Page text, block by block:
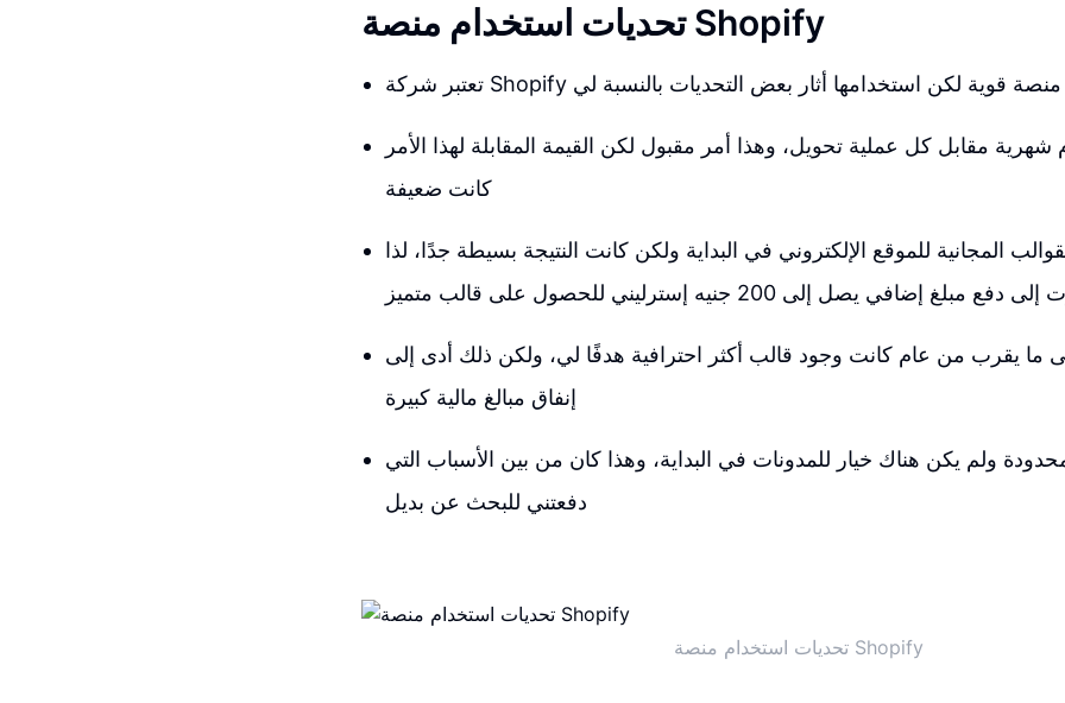
تحديات استخدام منصة Shopify
تعتبر شركة Shopify منصة قوية لكن استخدامها أثار بعض التحديات بالنسبة لي
مقابل كل عملية تحويل، وهذا أمر مقبول لكن القيمة المقابلة لهذا الأمر
كانت ضعيفة
المجانية للموقع الإلكتروني في البداية ولكن كانت النتيجة بسيطة جدًا، لذا
مبلغ إضافي يصل إلى 200 جنيه إسترليني للحصول على قالب متميز
ما يقرب من عام كانت وجود قالب أكثر احترافية هدفًا لي، ولكن ذلك أدى إلى
إنفاق مبالغ مالية كبيرة
ولم يكن هناك خيار للمدونات في البداية، وهذا كان من بين الأسباب التي
دفعتني للبحث عن بديل
تحديات استخدام منصة Shopify